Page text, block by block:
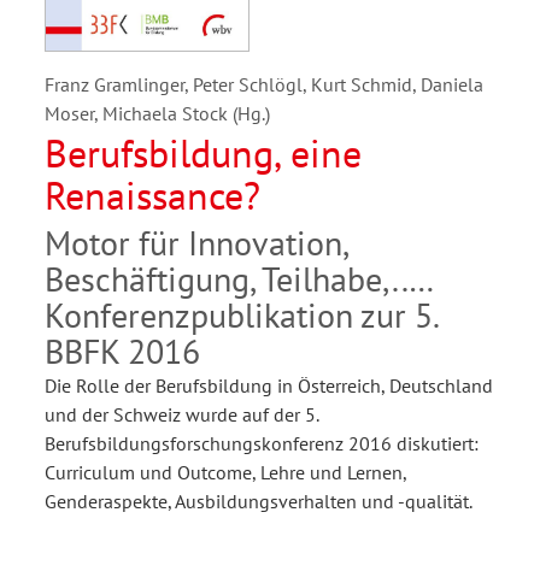
Franz Gramlinger, Peter Schlögl, Kurt Schmid, Daniela
Moser, Michaela Stock (Hg.)
Berufsbildung, eine
Renaissance?
Motor für Innovation,
Beschäftigung, Teilhabe,..
Konferenzpublikation zur 5.
BBFK 2016
Die Rolle der Berufsbildung in Österreich, Deutschland
und der Schweiz wurde auf der 5.
Berufsbildungsforschungskonferenz 2016 diskutiert:
Curriculum und Outcome, Lehre und Lernen,
Genderaspekte, Ausbildungsverhalten und -qualität.